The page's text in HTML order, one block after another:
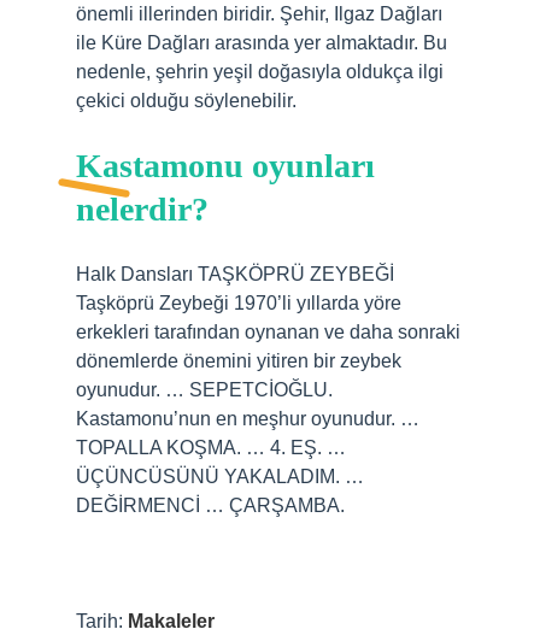
önemli illerinden biridir. Şehir, Ilgaz Dağları
ile Küre Dağları arasında yer almaktadır. Bu
nedenle, şehrin yeşil doğasıyla oldukça ilgi
çekici olduğu söylenebilir.
Kastamonu oyunları
nelerdir?
Halk Dansları TAŞKÖPRÜ ZEYBEĞİ
Taşköprü Zeybeği 1970’li yıllarda yöre
erkekleri tarafından oynanan ve daha sonraki
dönemlerde önemini yitiren bir zeybek
oyunudur. … SEPETCİOĞLU.
Kastamonu’nun en meşhur oyunudur. …
TOPALLA KOŞMA. … 4. EŞ. …
ÜÇÜNCÜSÜNÜ YAKALADIM. …
DEĞİRMENCİ … ÇARŞAMBA.
Tarih: Makaleler